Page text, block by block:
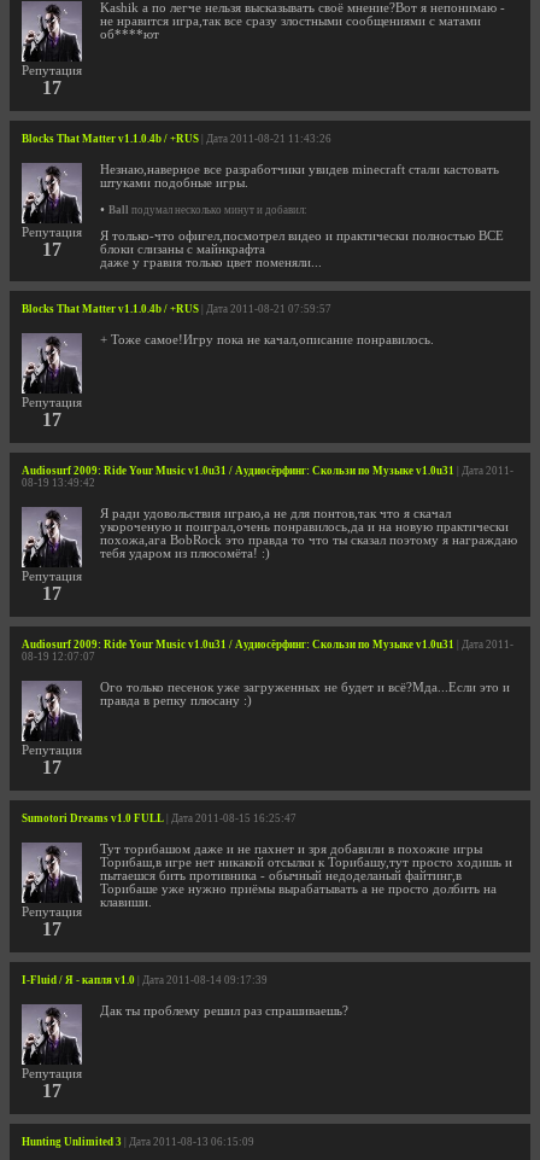
Репутация
17
Kashik а по легче нельзя высказывать своё мнение?Вот я непонимаю -
не нравится игра,так все сразу злостными сообщениями с матами
об****ют
Blocks That Matter v1.1.0.4b / +RUS | Дата 2011-08-21 11:43:26
Репутация
17
Незнаю,наверное все разработчики увидев minecraft стали кастовать
штуками подобные игры.
• Ball подумал несколько минут и добавил:
Я только-что офигел,посмотрел видео и практически полностью ВСЕ
блоки слизаны с майнкрафта
даже у гравия только цвет поменяли...
Blocks That Matter v1.1.0.4b / +RUS | Дата 2011-08-21 07:59:57
Репутация
17
+ Тоже самое!Игру пока не качал,описание понравилось.
Audiosurf 2009: Ride Your Music v1.0u31 / Аудиосёрфинг: Скользи по Музыке v1.0u31 | Дата 2011-
08-19 13:49:42
Репутация
17
Я ради удовольствия играю,а не для понтов,так что я скачал
укороченую и поиграл,очень понравилось,да и на новую практически
похожа,ага BobRock это правда то что ты сказал поэтому я награждаю
тебя ударом из плюсомёта! :)
Audiosurf 2009: Ride Your Music v1.0u31 / Аудиосёрфинг: Скользи по Музыке v1.0u31 | Дата 2011-
08-19 12:07:07
Репутация
17
Ого только песенок уже загруженных не будет и всё?Мда...Если это и
правда в репку плюсану :)
Sumotori Dreams v1.0 FULL | Дата 2011-08-15 16:25:47
Репутация
17
Тут торибашом даже и не пахнет и зря добавили в похожие игры
Торибаш,в игре нет никакой отсылки к Торибашу,тут просто ходишь и
пытаешся бить противника - обычный недоделаный файтинг,в
Торибаше уже нужно приёмы вырабатывать а не просто долбить на
клавиши.
I-Fluid / Я - капля v1.0 | Дата 2011-08-14 09:17:39
Репутация
17
Дак ты проблему решил раз спрашиваешь?
Hunting Unlimited 3 | Дата 2011-08-13 06:15:09